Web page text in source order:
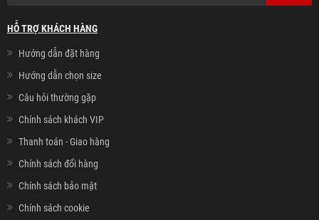
HỖ TRỢ KHÁCH HÀNG
Hướng dẫn đặt hàng
Hướng dẫn chọn size
Câu hỏi thường gặp
Chính sách khách VIP
Thanh toán - Giao hàng
Chính sách đổi hàng
Chính sách bảo mật
Chính sách cookie